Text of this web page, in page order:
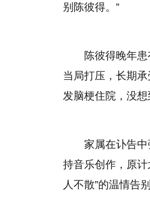
别陈彼得。”
陈彼得晚年
当局打压，长期
发脑梗住院，没想
家属在讣告
持音乐创作，原
人不散”的温情告